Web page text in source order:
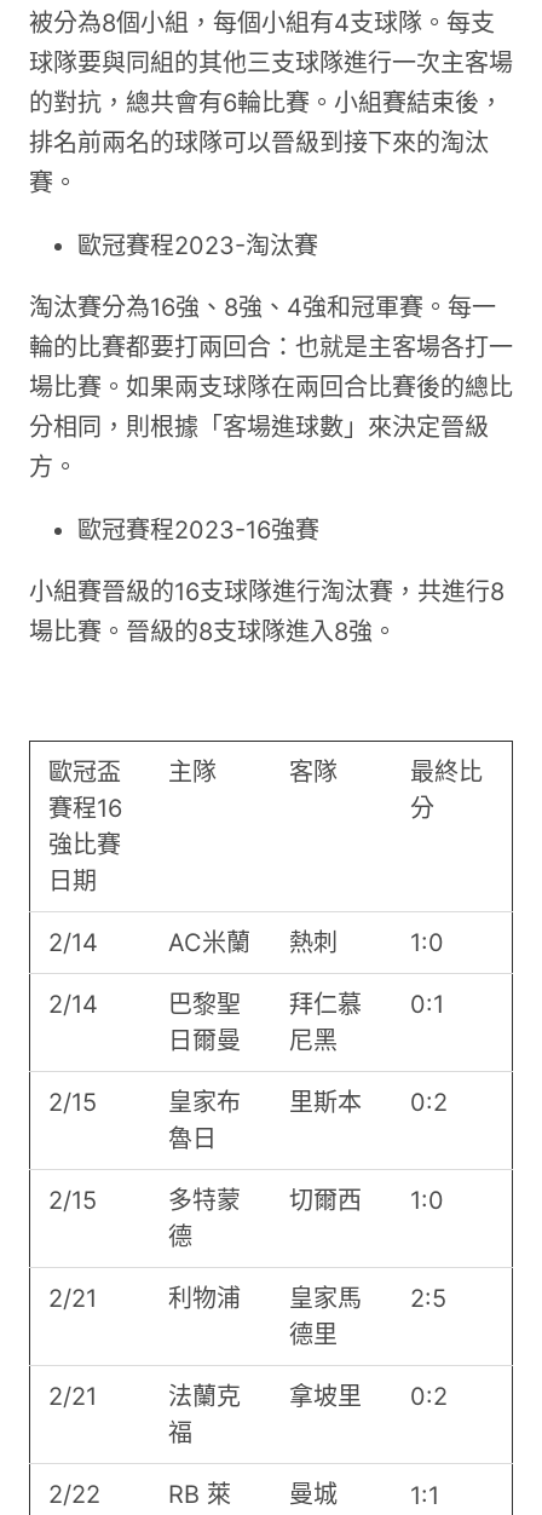
被分為8個小組，每個小組有4支球隊。每支
球隊要與同組的其他三支球隊進行一次主客場
的對抗，總共會有6輪比賽。小組賽結束後，
排名前兩名的球隊可以晉級到接下來的淘汰
賽。
歐冠賽程2023-淘汰賽
淘汰賽分為16強、8強、4強和冠軍賽。每一
輪的比賽都要打兩回合：也就是主客場各打一
場比賽。如果兩支球隊在兩回合比賽後的總比
分相同，則根據「客場進球數」來決定晉級
方。
歐冠賽程2023-16強賽
小組賽晉級的16支球隊進行淘汰賽，共進行8
場比賽。晉級的8支球隊進入8強。
歐冠盃
賽程16
強比賽
日期
主隊 客隊
最終比
分
2/14 AC米蘭 熱刺 1:0
2/14
巴黎聖
日爾曼
拜仁慕
尼黑
0:1
2/15
皇家布
魯日
里斯本 0:2
2/15
多特蒙
德
切爾西 1:0
2/21 利物浦
皇家馬
德里
2:5
2/21
法蘭克
福
拿坡里 0:2
2/22
RB 萊
曼城 1:1